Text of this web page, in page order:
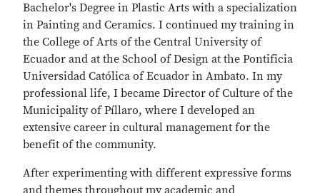
Bachelor's Degree in Plastic Arts with a specialization
in Painting and Ceramics. I continued my training in
the College of Arts of the Central University of
Ecuador and at the School of Design at the Pontificia
Universidad Católica of Ecuador in Ambato. In my
professional life, I became Director of Culture of the
Municipality of Píllaro, where I developed an
extensive career in cultural management for the
benefit of the community.
After experimenting with different expressive forms
and themes throughout my academic and